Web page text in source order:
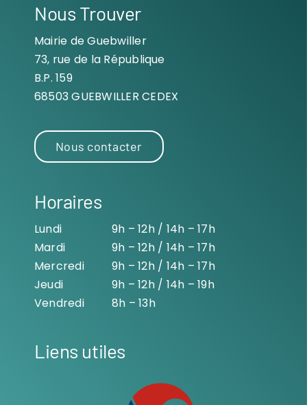
Nous Trouver
Mairie de Guebwiller
73, rue de la République
B.P. 159
68503 GUEBWILLER CEDEX
Nous contacter
Horaires
Lundi
9h – 12h / 14h – 17h
Mardi
9h – 12h / 14h – 17h
Mercredi
9h – 12h / 14h – 17h
Jeudi
9h – 12h / 14h – 19h
Vendredi
8h – 13h
Liens utiles